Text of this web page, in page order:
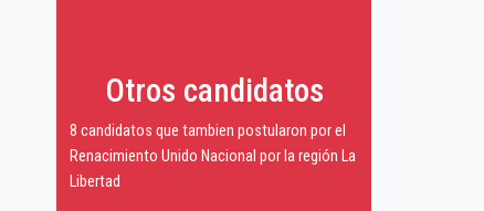
Otros candidatos
8 candidatos que tambien postularon por el
Renacimiento Unido Nacional por la región La
Libertad